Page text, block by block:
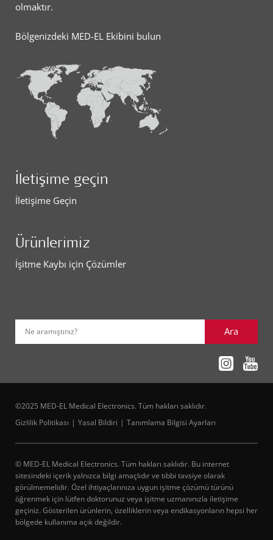
olmaktır.
Bölgenizdeki MED-EL Ekibini bulun
İletişime geçin
İletişime Geçin
Ürünlerimiz
İşitme Kaybı için Çözümler
Ne aramıştınız? Ara
©2025 MED-EL Medical Electronics. Tüm hakları saklıdır.
Gizlilik Politikası
Yasal Bildiri Tanımlama Bilgisi Ayarları
© MED-EL Medical Electronics. Tüm hakları saklıdır. Bu internet
sitesindeki içerik yalnızca bilgi amaçlıdır ve tıbbi tavsiye olarak
görülmemelidir. Özel ihtiyaçlarınıza uygun işitme çözümü türünü
öğrenmek için lütfen doktorunuz veya işitme uzmanınızla iletişime
geçiniz. Gösterilen ürünlerin, özelliklerin veya endikasyonların hepsi her
bölgede kullanıma açık değildir.